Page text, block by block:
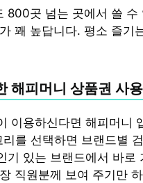
800곳 넘는 곳에서 쓸
꽤 높답니다. 평소 즐기
해피머니 상품권 사
이용하신다면 해피머니
리를 선택하면 브랜드별
기 있는 브랜드에서 바
직원분께 보여 주기만